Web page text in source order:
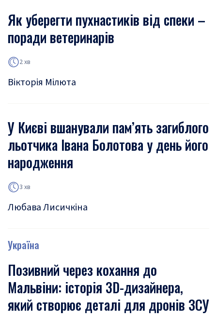
Як уберегти пухнастиків від спеки –
поради ветеринарів
2 хв
Вікторія Мілюта
У Києві вшанували пам’ять загиблого
льотчика Івана Болотова у день його
народження
3 хв
Любава Лисичкіна
Україна
Позивний через кохання до
Мальвіни: історія 3D-дизайнера,
який створює деталі для дронів ЗСУ